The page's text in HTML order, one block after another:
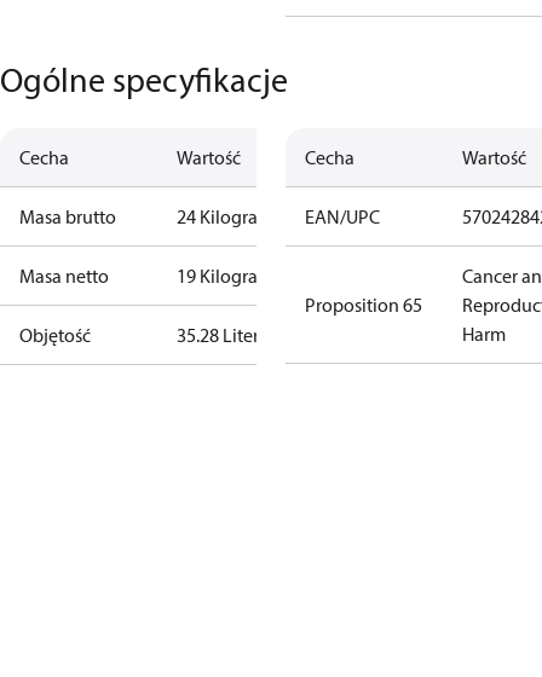
Ogólne specyfikacje
Cecha Wartość
Masa brutto 24 Kilogram
Masa netto 19 Kilogram
Objętość 35.28 Liter
Cecha Wartość
EAN/UPC
Proposition 65
Cancer
Harm